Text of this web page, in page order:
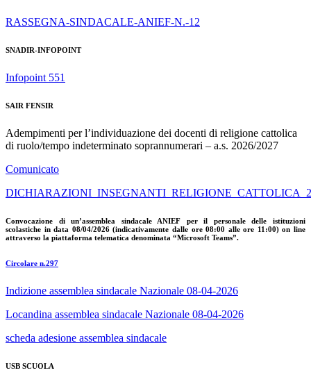
RASSEGNA-SINDACALE-ANIEF-N.-12
SNADIR-INFOPOINT
Infopoint 551
SAIR FENSIR
Adempimenti per l’individuazione dei docenti di religione cattolica
di ruolo/tempo indeterminato soprannumerari – a.s. 2026/2027
Comunicato
Convocazione di un’assemblea sindacale ANIEF per il personale delle istituzioni
scolastiche in data 08/04/2026 (indicativamente dalle ore 08:00 alle ore 11:00) on line
attraverso la piattaforma telematica denominata “Microsoft Teams”.
Circolare n.297
Indizione assemblea sindacale Nazionale 08-04-2026
Locandina assemblea sindacale Nazionale 08-04-2026
scheda adesione assemblea sindacale
USB SCUOLA